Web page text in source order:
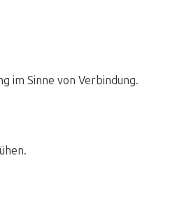
im Sinne von Verbindung.